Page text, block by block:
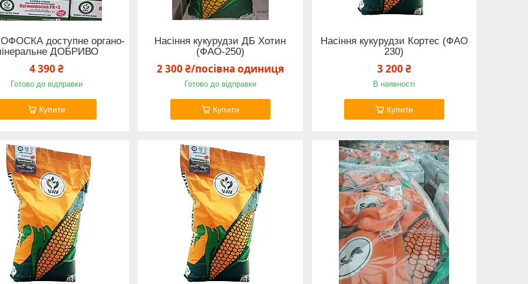
доступне органо-
ДОБРИВО
4 390 ₴
Готово до відправки
Купити
Насіння кукурудзи ДБ Хотин
(ФАО-250)
2 300 ₴/посівна одиниця
Готово до відправки
Купити
Насіння кукурудзи Кортес (ФАО
230)
3 200 ₴
В наявності
Купити